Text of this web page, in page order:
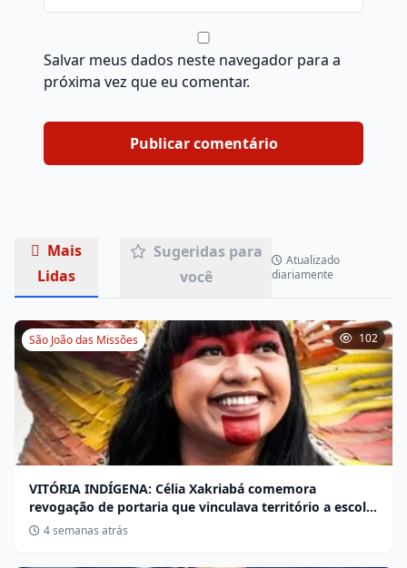
Salvar meus dados neste navegador para a
próxima vez que eu comentar.
Mais
Lidas
Sugeridas para
você
Atualizado
diariamente
São João das Missões 102
VITÓRIA INDÍGENA: Célia Xakriabá comemora
revogação de portaria que vinculava território a escola
não indígena
4 semanas atrás